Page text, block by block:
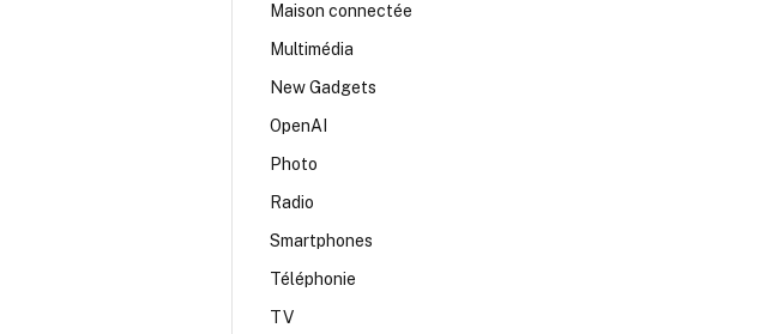
Maison connectée
Multimédia
New Gadgets
OpenAI
Photo
Radio
Smartphones
Téléphonie
TV